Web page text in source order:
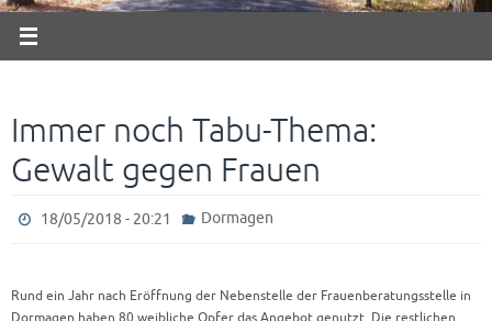
Immer noch Tabu-Thema:
Gewalt gegen Frauen
18/05/2018 - 20:21 Dormagen
Rund ein Jahr nach Eröffnung der Nebenstelle der Frauenberatungsstelle in
Dormagen haben 80 weibliche Opfer das Angebot genutzt. Die restlichen